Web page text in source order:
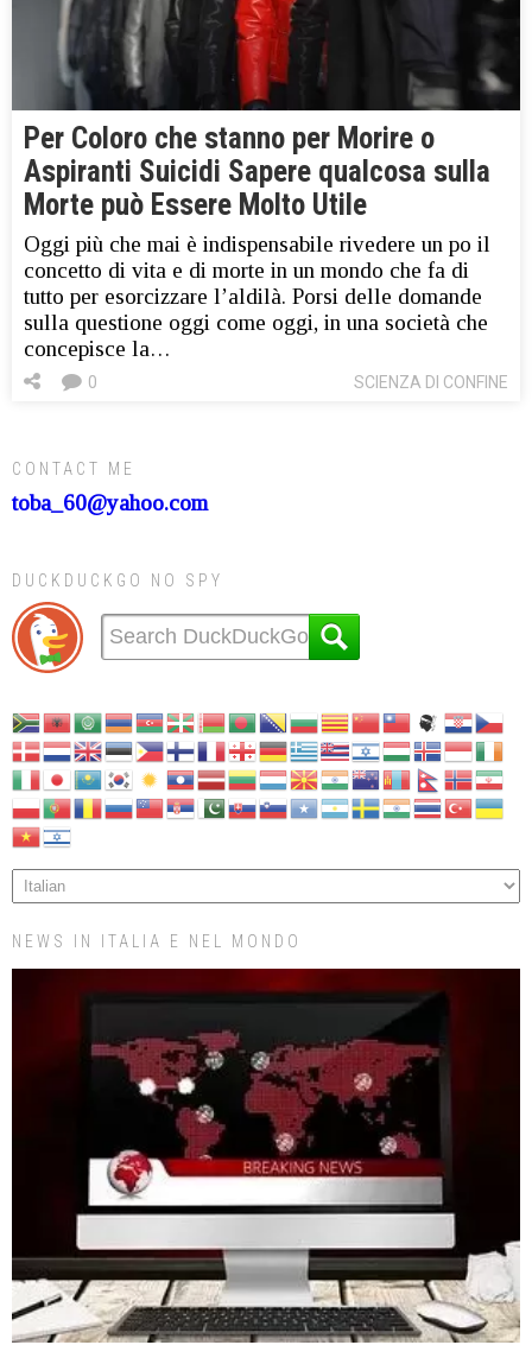
Per Coloro che stanno per Morire o
Aspiranti Suicidi Sapere qualcosa sulla
Morte può Essere Molto Utile
Oggi più che mai è indispensabile rivedere un po il
concetto di vita e di morte in un mondo che fa di
tutto per esorcizzare l’aldilà. Porsi delle domande
sulla questione oggi come oggi, in una società che
concepisce la…
SCIENZA DI CONFINE
0
CONTACT ME
toba_60@yahoo.com
DUCKDUCKGO NO SPY
NEWS IN ITALIA E NEL MONDO